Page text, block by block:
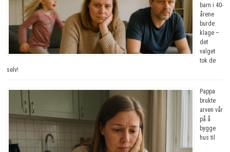
barn i 40-
årene
burde
klage –
det
valget
tok de
selv!
Pappa
brukte
arven vår
på å
bygge
hus til